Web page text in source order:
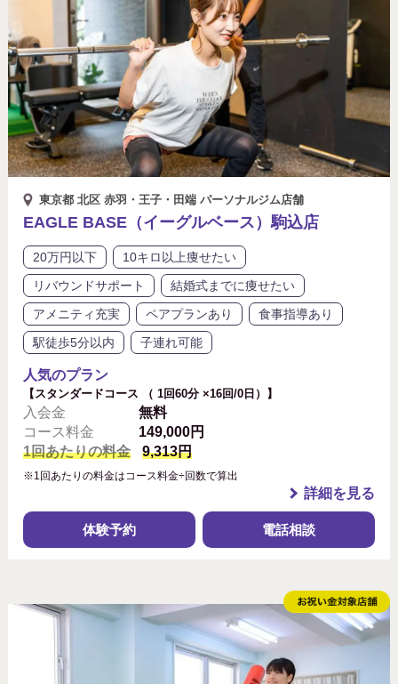
東京都 北区 赤羽・王子・田端 パーソナルジム店舗
EAGLE BASE（イーグルベース）駒込店
20万円以下
10キロ以上痩せたい
リバウンドサポート
結婚式までに痩せたい
アメニティ充実
ペアプランあり
食事指導あり
駅徒歩5分以内
子連れ可能
人気のプラン
【スタンダードコース （ 1回60分 ×16回/0日）】
入会金
無料
コース料金
149,000円
1回あたりの料金
9,313円
※1回あたりの料金はコース料金÷回数で算出
詳細を見る
体験予約 電話相談